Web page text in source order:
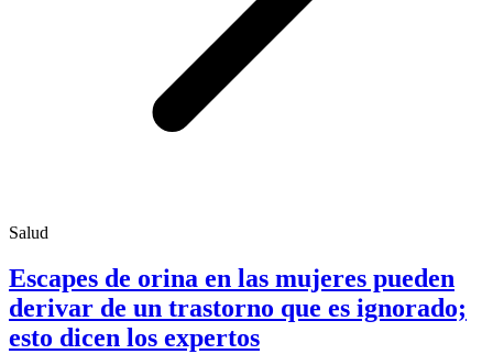
Salud
Escapes de orina en las mujeres pueden
derivar de un trastorno que es ignorado;
esto dicen los expertos